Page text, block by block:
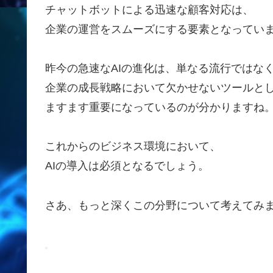
チャットボットによる迅速な顧客対応は、
企業の運営をスムーズにする要素となっていま
昨今の急速なAIの進化は、単なる流行ではなく
企業の成長戦略において欠かせないツールとし
ますます重要になっているのが分かりますね。
これからのビジネス環境において、
AIの導入は必須となるでしょう。
さあ、もっと深くこの分野について考えてみ